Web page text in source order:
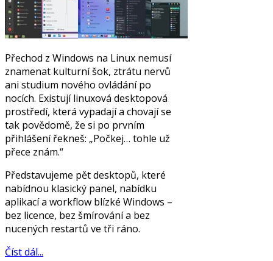
Přechod z Windows na Linux nemusí
znamenat kulturní šok, ztrátu nervů
ani studium nového ovládání po
nocích. Existují linuxová desktopová
prostředí, která vypadají a chovají se
tak povědomě, že si po prvním
přihlášení řekneš: „Počkej… tohle už
přece znám.“
Představujeme pět desktopů, které
nabídnou klasický panel, nabídku
aplikací a workflow blízké Windows –
bez licence, bez šmírování a bez
nucených restartů ve tři ráno.
Číst dál...